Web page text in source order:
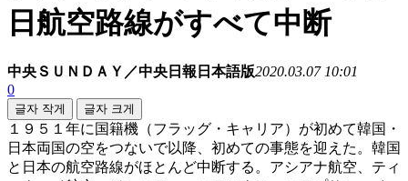
日航空路線がすべて中断
中央ＳＵＮＤＡＹ／中央日報日本語版2020.03.07 10:01
0
글자 작게 글자 크게
１９５１年に国籍機（フラッグ・キャリア）が初めて韓国・
日本両国の空をつないで以降、初めての事態を迎えた。韓国
と日本の航空路線がほとんど中断する。アシアナ航空、ティ